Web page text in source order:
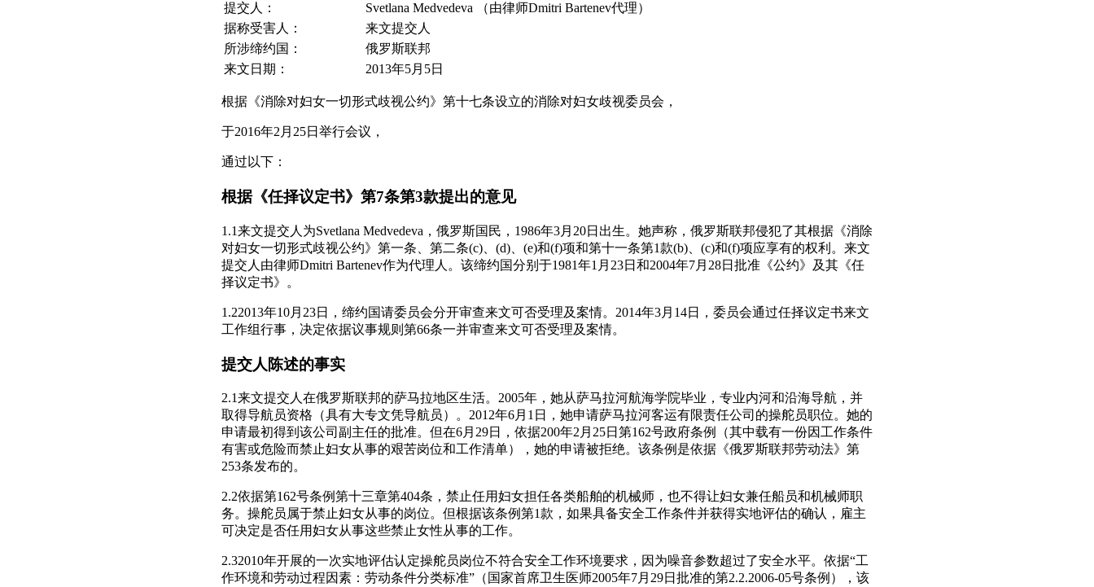
提交人：
Svetlana Medvedeva （由律师Dmitri Bartenev代理）
据称受害人：
来文提交人
所涉缔约国：
俄罗斯联邦
来文日期：
2013年5月5日
根据《消除对妇女一切形式歧视公约》第十七条设立的消除对妇女歧视委员会，
于2016年2月25日举行会议，
通过以下：
根据《任择议定书》第7条第3款提出的意见
1.1来文提交人为Svetlana Medvedeva，俄罗斯国民，1986年3月20日出生。她声称，俄罗斯联邦侵犯了其根据《消除
对妇女一切形式歧视公约》第一条、第二条(c)、(d)、(e)和(f)项和第十一条第1款(b)、(c)和(f)项应享有的权利。来文
提交人由律师Dmitri Bartenev作为代理人。该缔约国分别于1981年1月23日和2004年7月28日批准《公约》及其《任
择议定书》。
1.22013年10月23日，缔约国请委员会分开审查来文可否受理及案情。2014年3月14日，委员会通过任择议定书来文
工作组行事，决定依据议事规则第66条一并审查来文可否受理及案情。
提交人陈述的事实
2.1来文提交人在俄罗斯联邦的萨马拉地区生活。2005年，她从萨马拉河航海学院毕业，专业内河和沿海导航，并
取得导航员资格（具有大专文凭导航员）。2012年6月1日，她申请萨马拉河客运有限责任公司的操舵员职位。她的
申请最初得到该公司副主任的批准。但在6月29日，依据200年2月25日第162号政府条例（其中载有一份因工作条件
有害或危险而禁止妇女从事的艰苦岗位和工作清单），她的申请被拒绝。该条例是依据《俄罗斯联邦劳动法》第
253条发布的。
2.2依据第162号条例第十三章第404条，禁止任用妇女担任各类船舶的机械师，也不得让妇女兼任船员和机械师职
务。操舵员属于禁止妇女从事的岗位。但根据该条例第1款，如果具备安全工作条件并获得实地评估的确认，雇主
可决定是否任用妇女从事这些禁止女性从事的工作。
2.32010年开展的一次实地评估认定操舵员岗位不符合安全工作环境要求，因为噪音参数超过了安全水平。依据“工
作环境和劳动过程因素：劳动条件分类标准”（国家首席卫生医师2005年7月29日批准的第2.2.2006-05号条例），该